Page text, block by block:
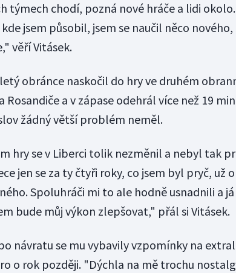
týmech chodí, pozná nové hráče a lidi
jsem působil, jsem se naučil něco
věří Vitásek.
obránce naskočil do hry ve druhém
Rosandiče a v zápase odehrál více než 19
žádný větší problém neměl.
hry se v Liberci tolik nezměnil a nebyl tak
jen se za ty čtyři roky, co jsem byl pryč, už
Spoluhráči mi to ale hodně usnadnili a
bude můj výkon zlepšovat," přál si Vitásek.
návratu se mu vybavily vzpomínky na
o rok později. "Dýchla na mě trochu